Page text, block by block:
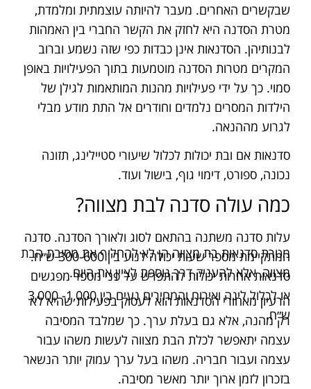
שבקשרים האחרים. מעבר להיותה עוצמתית ומלמדת,
מטרת הסדנה היא לחזק את הקשר החברי בין האמהות
לבנותיהן. הסדנאות אינן כבדות כפי שזה נשמע וברוב
המקרים מטרות הסדנה מוטמעות בתוך הפעילויות באופן
סמוי. כך על ידי פעילויות מהנות המותאמות לגילן של
הילדות המסרים נלמדים וחודרים אל התת מודע מבלי
לגרוע מההנאה.
סדנאות אם ובת יכולות לכלול שיעורי סטיילינג, תזונה
נכונה, ספורט, דימוי גוף, בישול ועוד.
כמה עולה סדנה לבת מצווה?
עלות סדנה משתנה בהתאם לסוג ולאורך הסדנה. סדנה
המתקיימת מספר שעות יכולה לנוע בין 300-600 ש״ח.
סדנאות אחרות יכולות להתפרש על פני מספר מפגשים
או לכלול לינה ואירוח והמחירים נעים בין 1,000- 3,000
ש״ח.
מטרת סדנאות בת מצווה הן לא להחליף את מסיבת הבת
מצווה, אלא להעניק דרך נוספת לציין את היום.
הרעיון מאחורי הסדנאות הוא לעסוק בפעילות שהיא לא
רק מהנה, אלא גם בעלת ערך. כך שמלבד המסיבה
עצמה יתאפשר לכלת הבת מצווה לעשות משהו עבור
עצמה ועבור חבריה. משהו בעל ערך עמוק יותר הנשאר
בזכרון לזמן ארוך יותר מאשר מסיבה.